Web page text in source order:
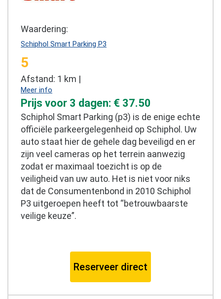
Waardering:
Schiphol Smart Parking P3
5
Afstand: 1 km |
Meer info
Prijs voor 3 dagen: € 37.50
Schiphol Smart Parking (p3) is de enige echte
officiële parkeergelegenheid op Schiphol. Uw
auto staat hier de gehele dag beveiligd en er
zijn veel cameras op het terrein aanwezig
zodat er maximaal toezicht is op de
veiligheid van uw auto. Het is niet voor niks
dat de Consumentenbond in 2010 Schiphol
P3 uitgeroepen heeft tot “betrouwbaarste
veilige keuze”.
Reserveer direct